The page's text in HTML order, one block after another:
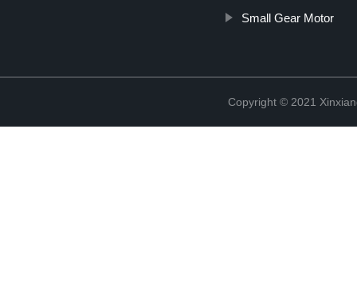
Small Gear Motor
Copyright © 2021